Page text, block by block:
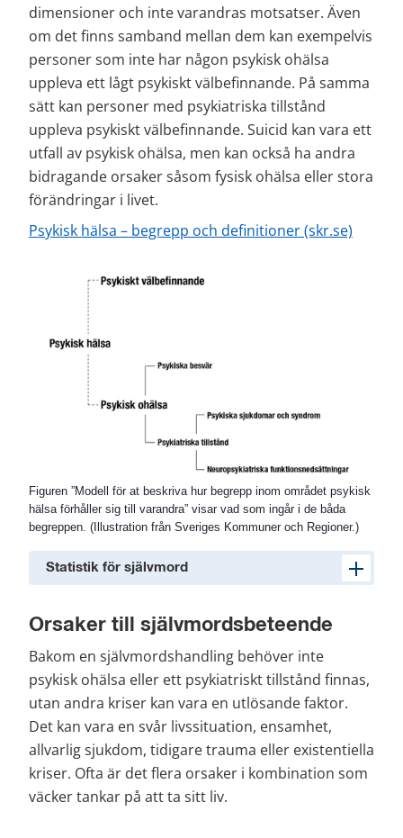
dimensioner och inte varandras motsatser. Även
om det finns samband mellan dem kan exempelvis
personer som inte har någon psykisk ohälsa
uppleva ett lågt psykiskt välbefinnande. På samma
sätt kan personer med psykiatriska tillstånd
uppleva psykiskt välbefinnande. Suicid kan vara ett
utfall av psykisk ohälsa, men kan också ha andra
bidragande orsaker såsom fysisk ohälsa eller stora
förändringar i livet.
Psykisk hälsa – begrepp och definitioner (skr.se)
Figuren ”Modell för at beskriva hur begrepp inom området psykisk
hälsa förhåller sig till varandra” visar vad som ingår i de båda
begreppen. (Illustration från Sveriges Kommuner och Regioner.)
Statistik för självmord
Orsaker till självmordsbeteende
Bakom en självmordshandling behöver inte
psykisk ohälsa eller ett psykiatriskt tillstånd finnas,
utan andra kriser kan vara en utlösande faktor.
Det kan vara en svår livssituation, ensamhet,
allvarlig sjukdom, tidigare trauma eller existentiella
kriser. Ofta är det flera orsaker i kombination som
väcker tankar på att ta sitt liv.